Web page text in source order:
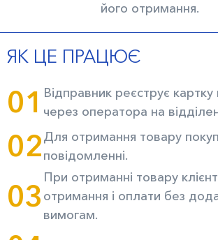
його отримання.
ЯК ЦЕ ПРАЦЮЄ
01 Відправник реєструє картку
через оператора на
02Для отримання товару
повідомленні.
03
При отриманні товару
отримання і оплати без
вимогам.